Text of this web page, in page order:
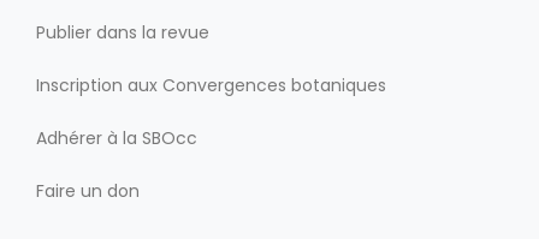
Publier dans la revue
Inscription aux Convergences botaniques
Adhérer à la SBOcc
Faire un don